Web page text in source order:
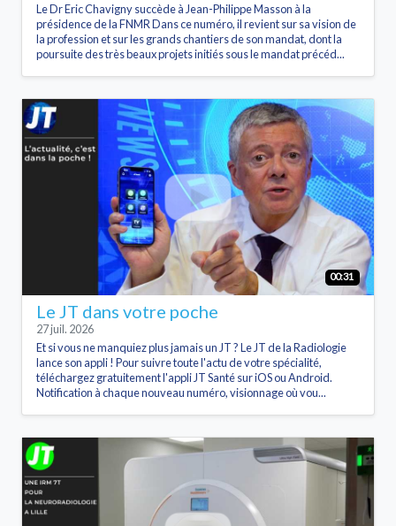
Le Dr Eric Chavigny succède à Jean-Philippe Masson à la
présidence de la FNMR Dans ce numéro, il revient sur sa vision de
la profession et sur les grands chantiers de son mandat, dont la
poursuite des très beaux projets initiés sous le mandat précéd...
00:31
Le JT dans votre poche
27 juil. 2026
Et si vous ne manquiez plus jamais un JT ? Le JT de la Radiologie
lance son appli ! Pour suivre toute l'actu de votre spécialité,
téléchargez gratuitement l'appli JT Santé sur iOS ou Android.
Notification à chaque nouveau numéro, visionnage où vou...